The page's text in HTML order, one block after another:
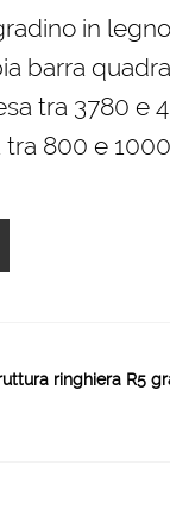
attuale
è:
4.266,00 €.
in legno
barra
tra 3780 e
tra 800 e
ringhiera R5